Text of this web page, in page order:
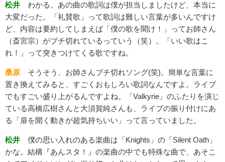
松井 わかる。あの曲の歌詞は僕が担当しましたけど、本当に
大変だった。「礼賛歌」って歌詞は難しい言葉が多いんですけ
ど、内容は要約してしまえば「僕の歌を聞け！」ってお師さん
（斎宮宗）がブチ切れているっていう（笑）。「いい歌はこ
れ！」って突きつけてくる歌ですね。
桑原 そうそう、お師さんブチ切れソング(笑)。簡単な言葉に
置き換えてみると、すごくおもしろい歌詞なんですよ。ライブ
でもすごい盛り上がるんですよね。「Valkyrie」のふたりを演じ
ている高橋広樹さんと大須賀純さんも、ライブの振り付けにあ
る「扉を開く動きが超気持ちいい」って言っていました。
松井 僕の思い入れのある楽曲は「Knights」の「Silent Oath」
かな。結構『あんスタ！』の楽曲の中でも特殊な曲で、あそこ